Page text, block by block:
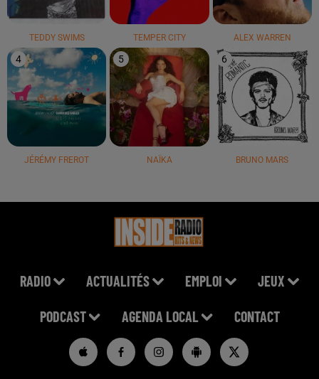
TEDDY SWIMS TEMPER CITY ALEX WARREN
4
JÉRÉMY FREROT
5
NAÏKA
6
BRUNO MARS
RADIO ACTUALITÉS EMPLOI JEUX
PODCAST AGENDA LOCAL CONTACT